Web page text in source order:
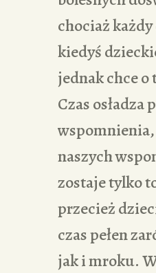
chociaż każdy
kiedyś
jednak chce
Czas osładza
naszych
zostaje tylko
przecież
czas pełen
jak i mroku.